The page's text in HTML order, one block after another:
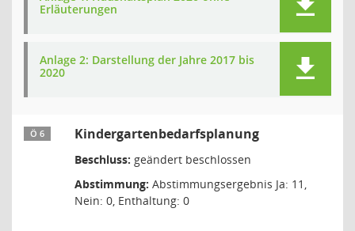
Erläuterungen
Anlage 2: Darstellung der Jahre 2017 bis
2020
Ö 6 Kindergartenbedarfsplanung
Beschluss: geändert beschlossen
Abstimmung: Abstimmungsergebnis Ja: 11,
Nein: 0, Enthaltung: 0